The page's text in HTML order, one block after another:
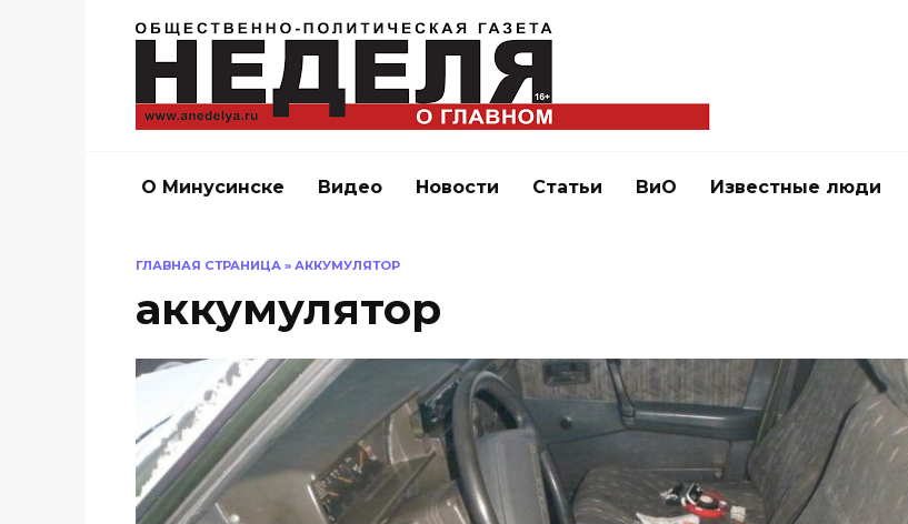
О Минусинске Видео Новости Статьи ВиО Известные люди
ГЛАВНАЯ СТРАНИЦА » АККУМУЛЯТОР
аккумулятор